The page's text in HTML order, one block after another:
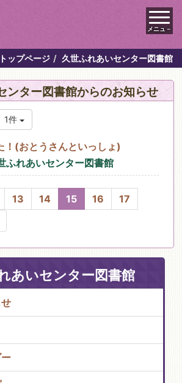
メニュ－
トップページ 久世ふれあいセンター図書館
ンター図書館からのお知らせ
1件
！(おとうさんといっしょ)
ふれあいセンター図書館
13 14 15 16
17
あいセンター図書館